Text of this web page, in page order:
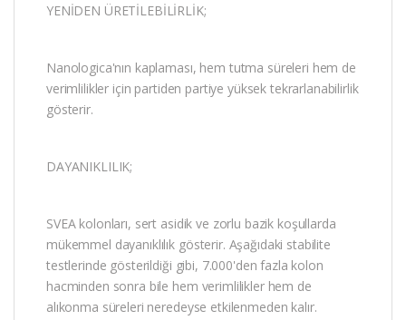
YENİDEN ÜRETİLEBİLİRLİK;
Nanologica'nın kaplaması, hem tutma süreleri hem de
verimlilikler için partiden partiye yüksek tekrarlanabilirlik
gösterir.
DAYANIKLILIK;
SVEA kolonları, sert asidik ve zorlu bazik koşullarda
mükemmel dayanıklılık gösterir. Aşağıdaki stabilite
testlerinde gösterildiği gibi, 7.000'den fazla kolon
hacminden sonra bile hem verimlilikler hem de
alıkonma süreleri neredeyse etkilenmeden kalır.